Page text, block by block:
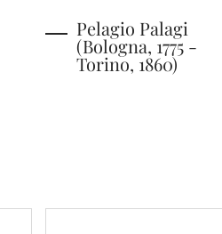
Pelagio Palagi
(Bologna, 1775 -
Torino, 1860)